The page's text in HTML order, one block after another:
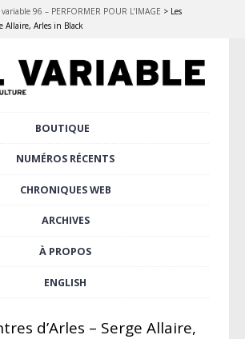
96 – PERFORMER POUR L’IMAGE > Les
Allaire, Arles in Black
BOUTIQUE
NUMÉROS RÉCENTS
CHRONIQUES WEB
ARCHIVES
À PROPOS
ENGLISH
d’Arles – Serge Allaire,